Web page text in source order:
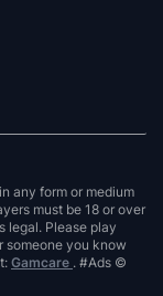
any form or medium
must be 18 or over
legal. Please play
someone you know
Gamcare . #Ads ©